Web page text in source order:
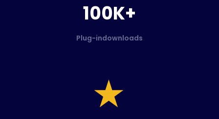
100K+
Plug-indownloads